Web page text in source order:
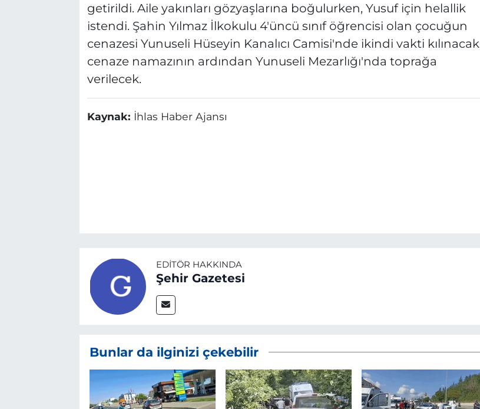
getirildi. Aile yakınları gözyaşlarına boğulurken, Yusuf için helallik
istendi. Şahin Yılmaz İlkokulu 4'üncü sınıf öğrencisi olan çocuğun
cenazesi Yunuseli Hüseyin Kanalıcı Camisi'nde ikindi vakti kılınacak
cenaze namazının ardından Yunuseli Mezarlığı'nda toprağa
verilecek.
Kaynak: İhlas Haber Ajansı
EDITÖR HAKKINDA
Şehir Gazetesi
Bunlar da ilginizi çekebilir